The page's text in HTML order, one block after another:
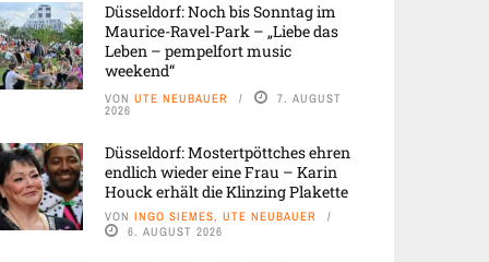
Düsseldorf: Noch bis Sonntag im
Maurice-Ravel-Park – „Liebe das
Leben – pempelfort music
weekend“
VON UTE NEUBAUER 7. AUGUST
2026
Düsseldorf: Mostertpöttches ehren
endlich wieder eine Frau – Karin
Houck erhält die Klinzing Plakette
VON INGO SIEMES, UTE NEUBAUER
6. AUGUST 2026